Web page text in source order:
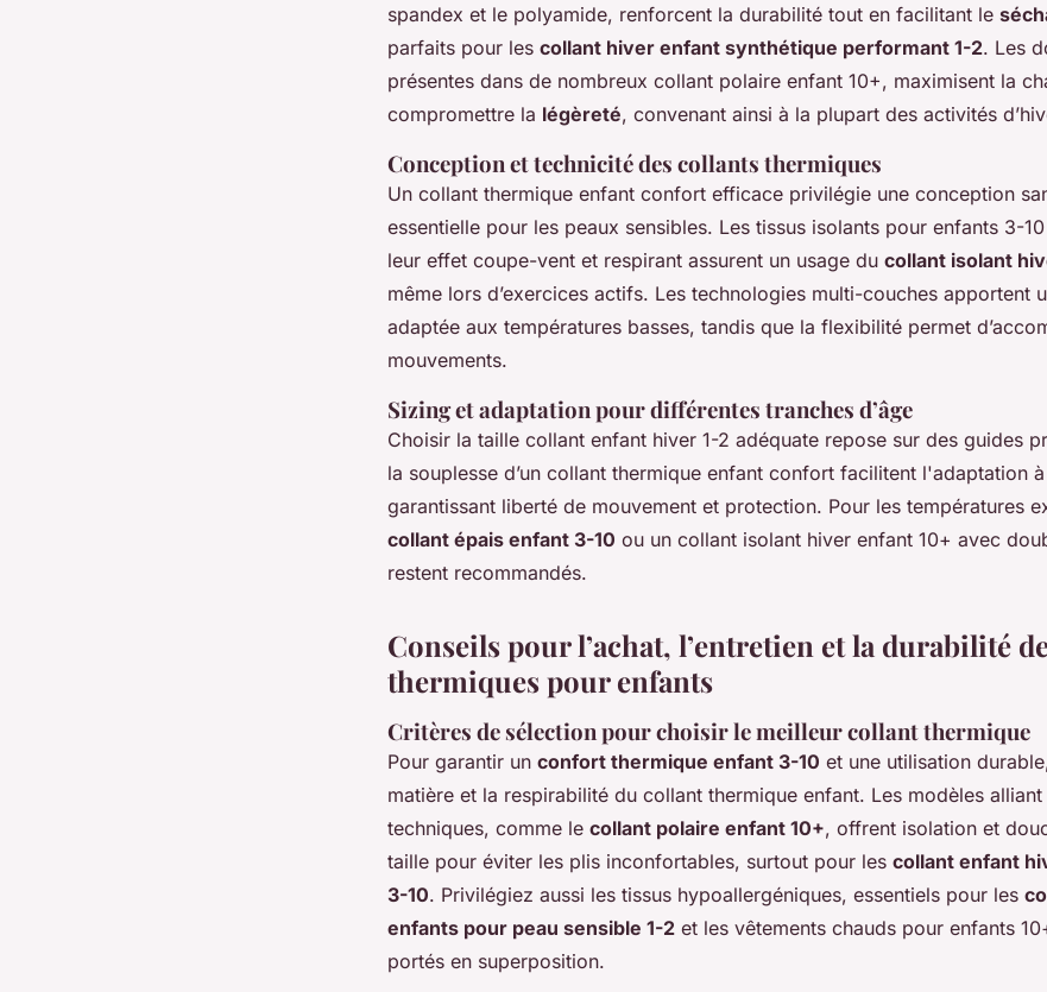
spandex et le polyamide, renforcent la durabilité tout en facilitant le
parfaits pour les collant hiver enfant synthétique performant 1-2. Les
présentes dans de nombreux collant polaire enfant 10+, maximisent la
compromettre la légèreté, convenant ainsi à la plupart des activités
Conception et technicité des collants thermiques
Un collant thermique enfant confort efficace privilégie une conception
essentielle pour les peaux sensibles. Les tissus isolants pour enfants 3-
leur effet coupe-vent et respirant assurent un usage du collant isolant
même lors d’exercices actifs. Les technologies multi-couches apportent
adaptée aux températures basses, tandis que la flexibilité permet
mouvements.
Sizing et adaptation pour différentes tranches d’âge
Choisir la taille collant enfant hiver 1-2 adéquate repose sur des guides
la souplesse d’un collant thermique enfant confort facilitent l'adaptation
garantissant liberté de mouvement et protection. Pour les températures
collant épais enfant 3-10 ou un collant isolant hiver enfant 10+ avec
restent recommandés.
Conseils pour l’achat, l’entretien et la durabilité
thermiques pour enfants
Critères de sélection pour choisir le meilleur collant thermique
Pour garantir un confort thermique enfant 3-10 et une utilisation
matière et la respirabilité du collant thermique enfant. Les modèles
techniques, comme le collant polaire enfant 10+, offrent isolation et
taille pour éviter les plis inconfortables, surtout pour les collant enfant
3-10. Privilégiez aussi les tissus hypoallergéniques, essentiels pour les
enfants pour peau sensible 1-2 et les vêtements chauds pour enfants
portés en superposition.